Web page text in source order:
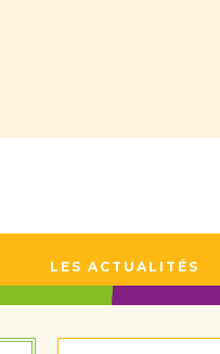
LES ACTUALITÉS